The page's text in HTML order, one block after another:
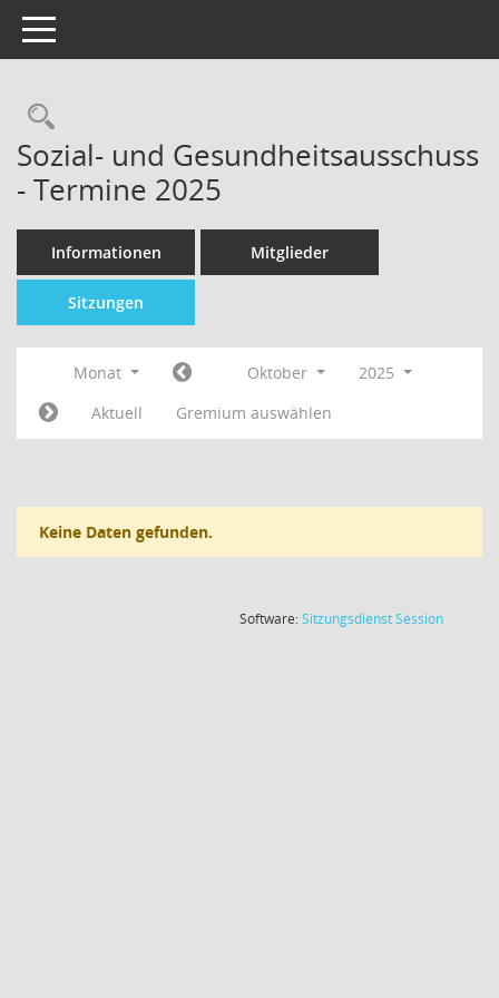
Toggle navigation
Sozial- und Gesundheitsausschuss
- Termine 2025
Informationen Mitglieder
Sitzungen
Monat Oktober
2025
Aktuell
Gremium auswählen
Keine Daten gefunden.
Software:SitzungsdienstSession(Wird in